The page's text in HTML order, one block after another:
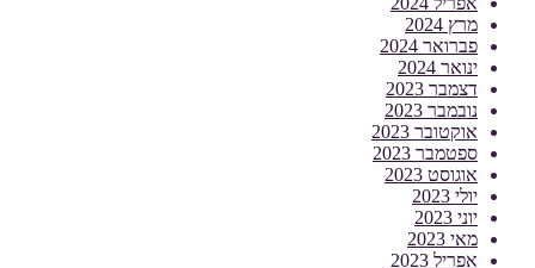
מרץ 2024
פברואר 2024
ינואר 2024
דצמבר 2023
נובמבר 2023
אוקטובר 2023
ספטמבר 2023
אוגוסט 2023
יולי 2023
יוני 2023
מאי 2023
אפריל 2023